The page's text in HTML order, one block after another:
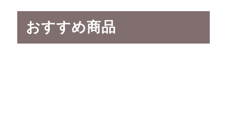
おすすめ商品